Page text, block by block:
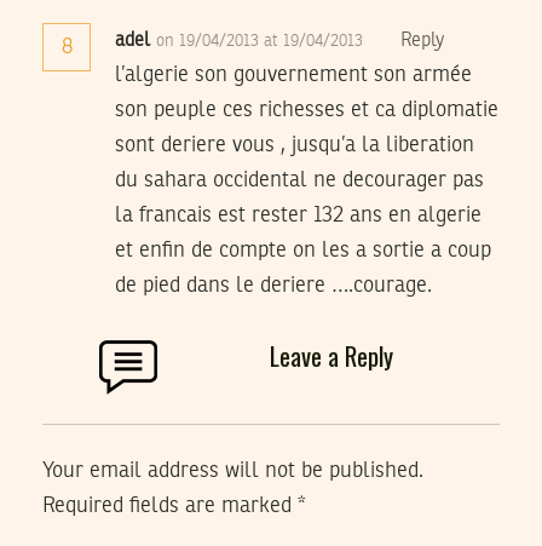
8 adel on 19/04/2013 at 19/04/2013 Reply
l’algerie son gouvernement son armée
son peuple ces richesses et ca diplomatie
sont deriere vous , jusqu’a la liberation
du sahara occidental ne decourager pas
la francais est rester 132 ans en algerie
et enfin de compte on les a sortie a coup
de pied dans le deriere ….courage.
Leave a Reply
Your email address will not be published.
Required fields are marked *